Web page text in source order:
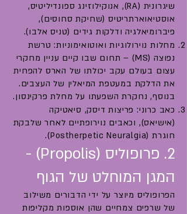
שיגרונית (RA), אנוקילוזינג ספונדיליטיס,
אוסטיאוארתריטיס (שחיקת סחוסים),
פיברומיאלגיה ודלקות גידים (טניס אלבו).
מחלות נוירולוגיות ואוטואימוניות: טרשת
נפוצה (MS) – תחום שבו קיים עניין מחקרי
עצום בעולם עקב יכולתו של הארס להפחית
את הדלקת במעטפת המיאלין של העצבים.
בנוסף, נחקרת השפעתו על מחלת פרקינסון.
כאב כרוני: פריצות דיסק, סיאטיקה
(אישיאס), וכאבים נוירופתיים לאחר שלבקת
חוגרת (Postherpetic Neuralgia).
2. פרופוליס (Propolis) -
המגן המוחלט של הגוף
הפרופוליס מיוצר על ידי הדבורים משילוב
של שרפים צמחיים שהן אוספות מקליפות